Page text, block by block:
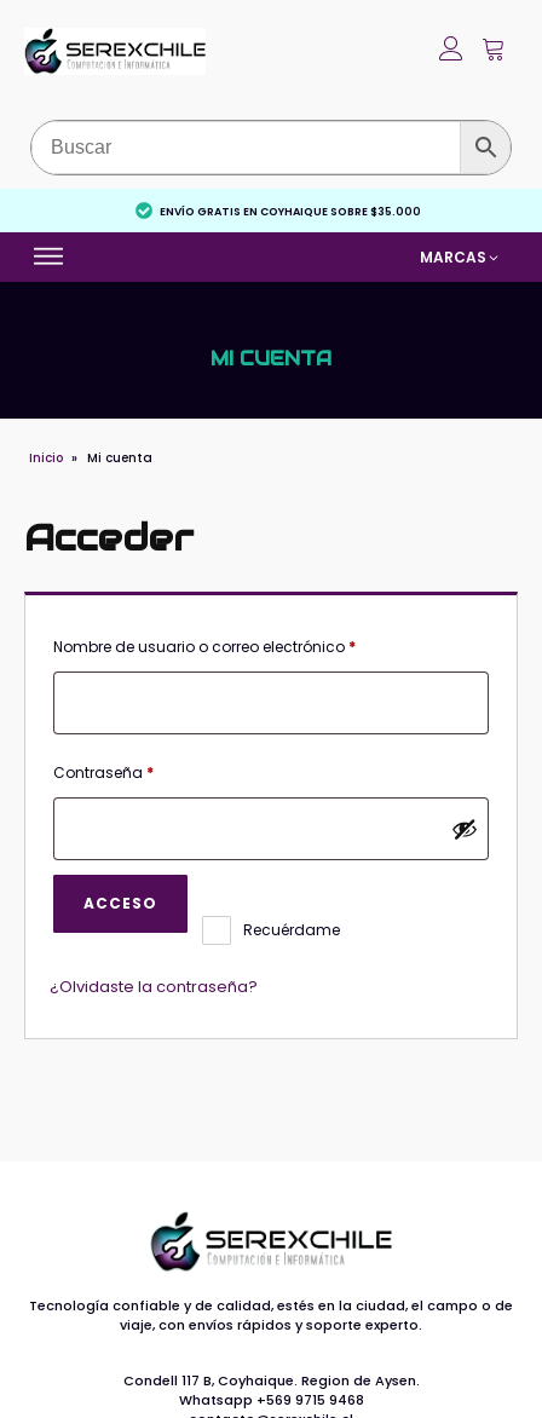
ENVÍO GRATIS EN COYHAIQUE SOBRE $35.000
MARCAS
MI CUENTA
Inicio » Mi cuenta
Acceder
Nombre de usuario o correo electrónico *Obligatorio
Contraseña *Obligatorio
Recuérdame
ACCESO
¿Olvidaste la contraseña?
Tecnología confiable y de calidad, estés en la ciudad, el campo o de
viaje, con envíos rápidos y soporte experto.
Condell 117 B, Coyhaique. Region de Aysen.
Whatsapp +569 9715 9468